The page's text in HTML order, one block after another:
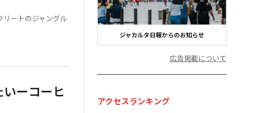
ートのジャングル
ーコーヒ
ジャカルタ日報からのお知らせ
広告掲載について
アクセスランキング